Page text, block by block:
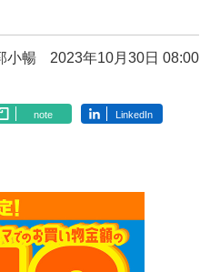
小暢 2023年10月30日 08:00
note LinkedIn